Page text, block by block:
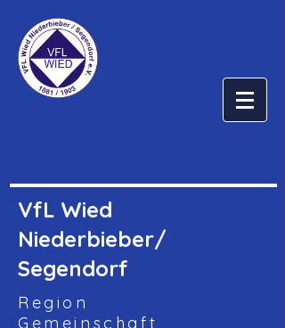
VfL Wied
Niederbieber/
Segendorf
Region
Gemeinschaft